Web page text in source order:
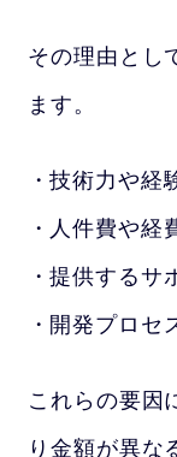
その理由とし
ます。
技術力や経
人件費や経
提供するサ
開発プロセ
これらの要因
り金額が異な